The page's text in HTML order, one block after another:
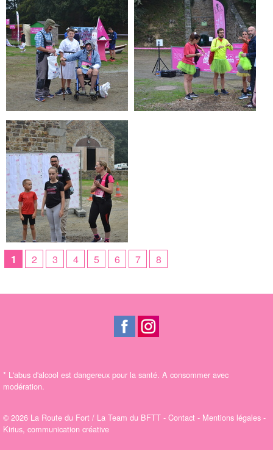
1 2 3 4 5 6 7 8
* L'abus d'alcool est dangereux pour la santé. A consommer avec
modération.
© 2026 La Route du Fort / La Team du BFTT - Contact - Mentions légales -
Kirius, communication créative